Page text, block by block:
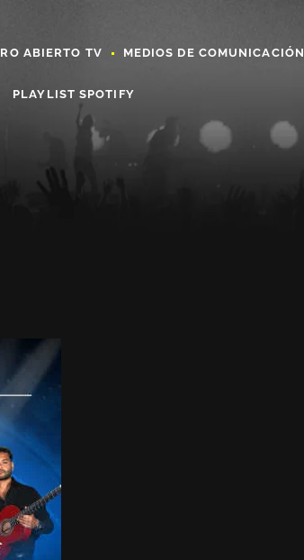
ABIERTO TV MEDIOS DE COMUNICACIÓN
PLAYLIST SPOTIFY